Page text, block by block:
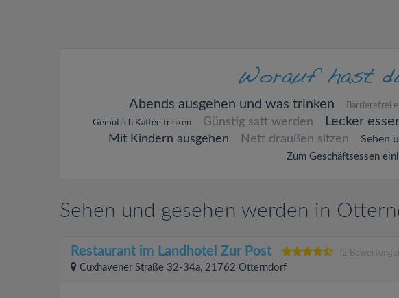
Abends ausgehen und was trinken Barrierefrei
Gemütlich Kaffee trinken
Günstig satt werden Lecker
Mit Kindern ausgehen Nett draußen sitzen Sehen
Zum Geschäftsessen
Sehen und gesehen werden in
Restaurant im Landhotel Zur Post (2
Cuxhavener Straße 32-34a, 21762 Otterndorf